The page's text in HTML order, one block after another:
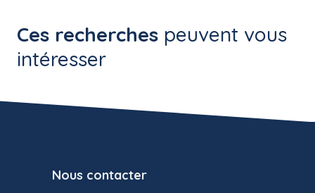
Ces recherches peuvent vous
intéresser
Nous contacter